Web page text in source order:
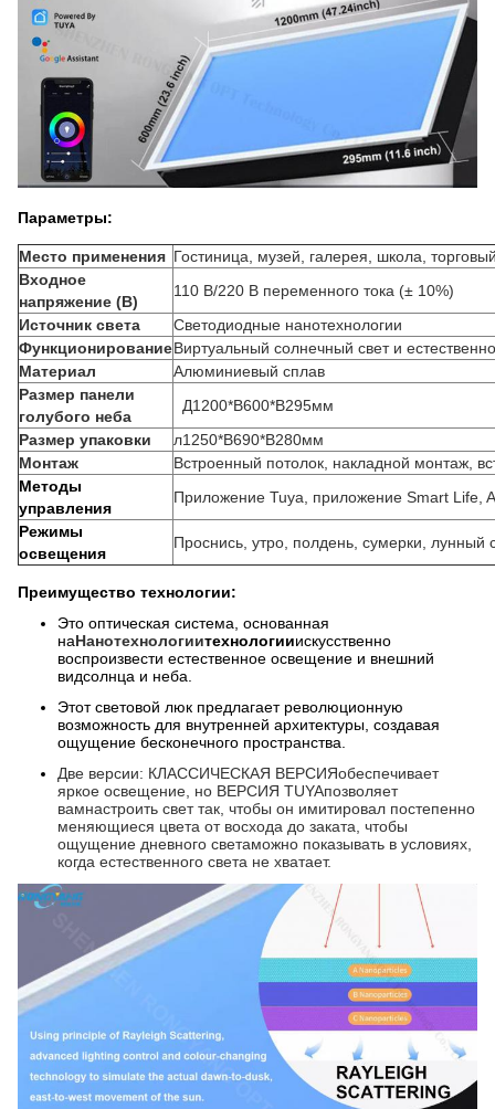
Параметры:
Место применения Гостиница, музей, галерея, школа,
Входное
напряжение (В)
110 В/220 В переменного тока (± 10%)
Источник света
Светодиодные нанотехнологии
ФункционированиеВиртуальный солнечный свет и
Материал
Алюминиевый сплав
Размер панели
голубого неба
Д1200*В600*В295мм
Размер упаковки
л1250*В690*В280мм
Монтаж
Встроенный потолок, накладной монтаж,
Методы
управления
Приложение Tuya, приложение Smart Life,
Режимы
освещения
Проснись, утро, полдень, сумерки, лунный
Преимущество технологии:
Это оптическая система, основанная
наНанотехнологиитехнологииискусственно
воспроизвести естественное освещение и внешний
видсолнца и неба.
Этот световой люк предлагает революционную
возможность для внутренней архитектуры, создавая
ощущение бесконечного пространства.
Две версии: КЛАССИЧЕСКАЯ ВЕРСИЯобеспечивает
яркое освещение, но ВЕРСИЯ TUYAпозволяет
вамнастроить свет так, чтобы он имитировал постепенно
меняющиеся цвета от восхода до заката, чтобы
ощущение дневного светаможно показывать в условиях,
когда естественного света не хватает.